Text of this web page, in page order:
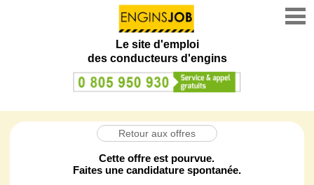
Le site d'emploi
des conducteurs d'engins
Retour aux offres
Cette offre est pourvue.
Faites une candidature spontanée.